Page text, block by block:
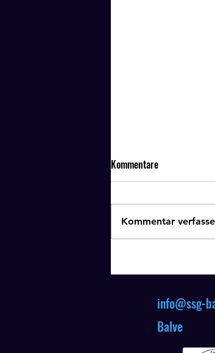
Endstand
Kommentare
Kommentar
info@ssg-
Balve